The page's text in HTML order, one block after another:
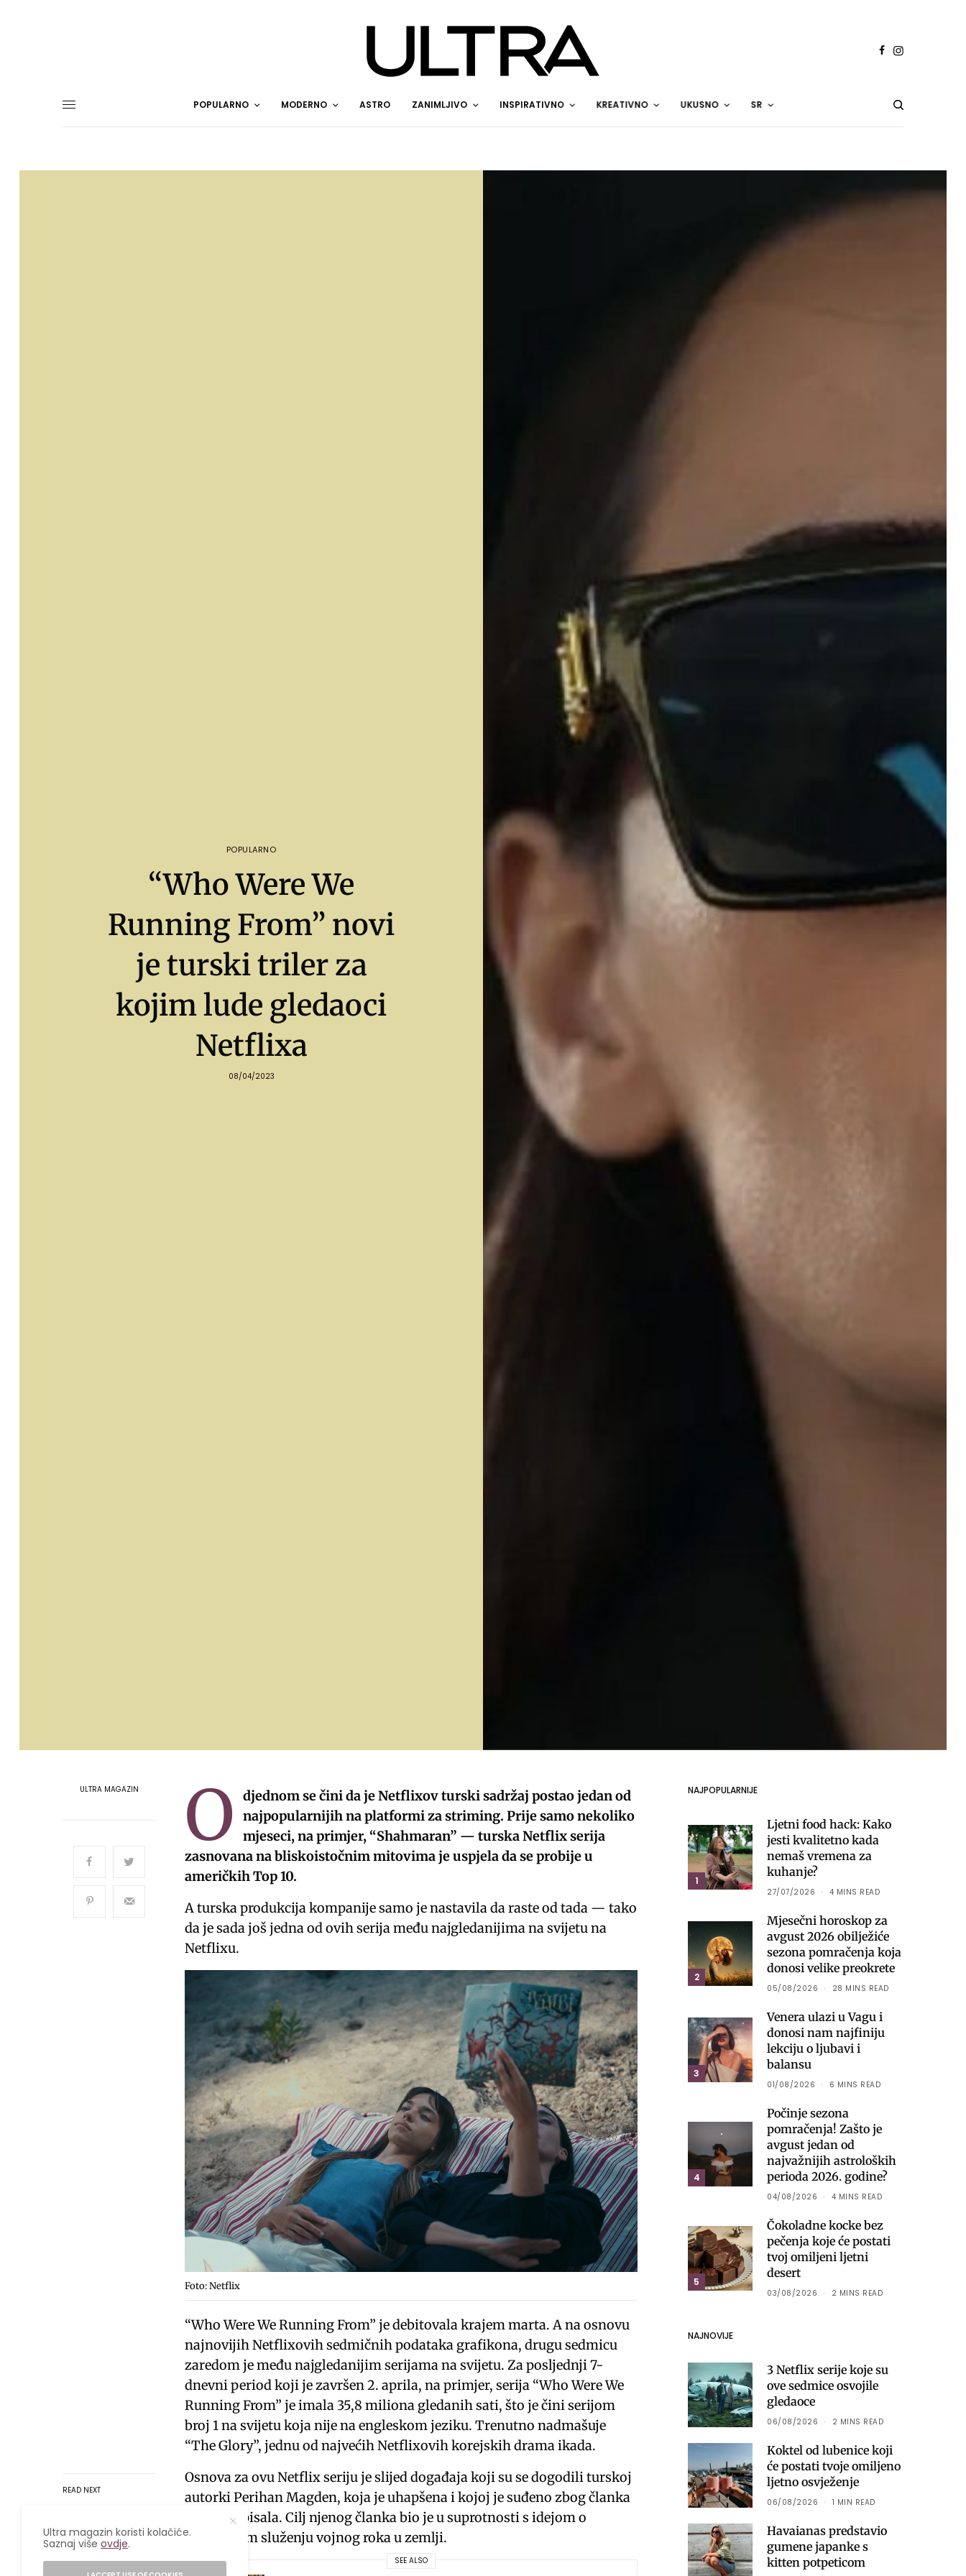
POPULARNO MODERNO ASTRO ZANIMLJIVO INSPIRATIVNO KREATIVNO UKUSNO SR
POPULARNO
“Who Were We
Running From” novi
je turski triler za
kojim lude gledaoci
Netflixa
08/04/2023
ULTRA MAGAZIN
READ NEXT
O
djednom se čini da je Netflixov turski sadržaj postao jedan od
najpopularnijih na platformi za striming. Prije samo nekoliko
mjeseci, na primjer, “Shahmaran” — turska Netflix serija
zasnovana na bliskoistočnim mitovima je uspjela da se probije u
američkih Top 10.
A turska produkcija kompanije samo je nastavila da raste od tada — tako
da je sada još jedna od ovih serija među najgledanijima na svijetu na
Netflixu.
Foto: Netflix
“Who Were We Running From” je debitovala krajem marta. A na osnovu
najnovijih Netflixovih sedmičnih podataka grafikona, drugu sedmicu
zaredom je među najgledanijim serijama na svijetu. Za posljednji 7-
dnevni period koji je završen 2. aprila, na primjer, serija “Who Were We
Running From” je imala 35,8 miliona gledanih sati, što je čini serijom
broj 1 na svijetu koja nije na engleskom jeziku. Trenutno nadmašuje
“The Glory”, jednu od najvećih Netflixovih korejskih drama ikada.
Osnova za ovu Netflix seriju je slijed događaja koji su se dogodili turskoj
autorki Perihan Magden, koja je uhapšena i kojoj je suđeno zbog članka
koji je napisala. Cilj njenog članka bio je u suprotnosti s idejom o
obaveznom služenju vojnog roka u zemlji.
SEE ALSO
NAJPOPULARNIJE
1
Ljetni food hack: Kako
jesti kvalitetno kada
nemaš vremena za
kuhanje?
27/07/2026 4 MINS READ
2
Mjesečni horoskop za
avgust 2026 obilježiće
sezona pomračenja koja
donosi velike preokrete
05/08/2026 28 MINS READ
3
Venera ulazi u Vagu i
donosi nam najfiniju
lekciju o ljubavi i
balansu
01/08/2026 6 MINS READ
4
Počinje sezona
pomračenja! Zašto je
avgust jedan od
najvažnijih astroloških
perioda 2026. godine?
04/08/2026 4 MINS READ
5
Čokoladne kocke bez
pečenja koje će postati
tvoj omiljeni ljetni
desert
03/08/2026 2 MINS READ
NAJNOVIJE
3 Netflix serije koje su
ove sedmice osvojile
gledaoce
06/08/2026 2 MINS READ
Koktel od lubenice koji
će postati tvoje omiljeno
ljetno osvježenje
06/08/2026 1 MIN READ
Havaianas predstavio
gumene japanke s
kitten potpeticom
Ultra magazin koristi kolačiće.
Saznaj višeovdje.